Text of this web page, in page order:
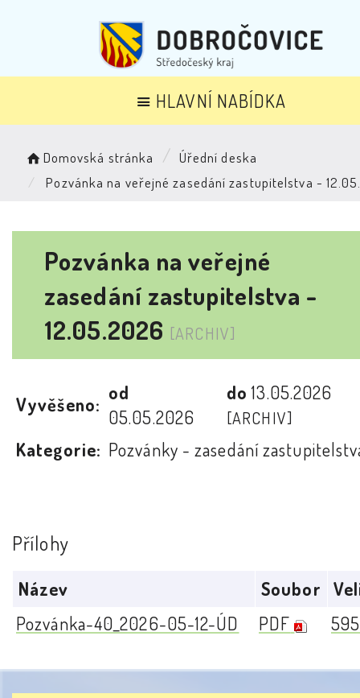
HLAVNÍ NABÍDKA
Domovská stránka
Úřední deska
Pozvánka na veřejné zasedání zastupitelstva -
Pozvánka na veřejné
zasedání zastupitelstva -
12.05.2026 [ARCHIV]
Vyvěšeno:
od
05.05.2026
do13.05.2026
[ARCHIV]
Kategorie: Pozvánky - zasedání
Přílohy
Název Soubor
Pozvánka-40_2026-05-12-ÚD
PDF